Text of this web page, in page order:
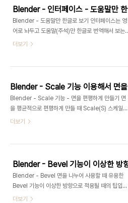
수 있습니다. - Edit모드에서도 동일합니다. 3.
Object Properties의 좌표 및 정보는 Pivot기준
의 수치들입니다. - 각 폴리곤Polygon, 엣지
Edge, 버텍스Vertex 등의 수치는 2. 번에서 말한
데로 Edit모드 후에 Item패널에서 조정합니다.
Blender - 도움말만 한글로 보기 인터페이스는 영
어로 놔두고 도움말(주석)만 한글로 번역해서 보는
방법입니다. Edit - Preferences - Interface로
영어 그대로 사용할 수 있습니다.
더보기
Blender - Scale 기능 - 면을 편평하게 만들기 면
을 평균적으로 편평하게 만들 때 Scale(S) 스케일
기능을 사용합니다. 그런데 3DsMax 맥스처럼 스케
기입 후 엔터 하면 중간 지점으로 면이 편평해집니다.
(왼쪽 상단의 수치부분을 보면 숫자 0이 기입되고 적
용되는 것을 알 수 있습니다.)
더보기
Blender - Bevel 면을 나누어 사용할 때 유용한
Bevel 기능이 이상한 방향으로 적용될 때의 팁입니
다. 중심에서 갈라지지 않고 이상한 방향으로 몰리는
더보기